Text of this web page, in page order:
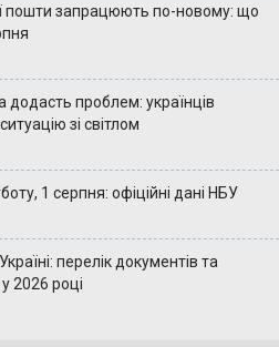
пошти запрацюють по-новому: що
проблем: українців
зі світлом
1 серпня: офіційні дані НБУ
перелік документів та
2026 році